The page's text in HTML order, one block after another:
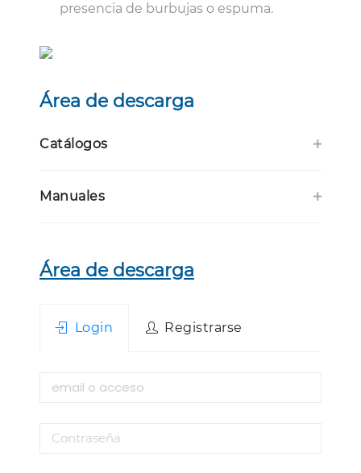
presencia de burbujas o espuma.
Área de descarga
Catálogos
Manuales
Área de descarga
Login Registrarse